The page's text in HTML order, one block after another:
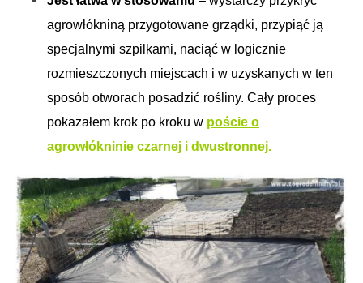
agrowłókniną przygotowane grządki, przypiąć ją
specjalnymi szpilkami, naciąć w logicznie
rozmieszczonych miejscach i w uzyskanych w ten
sposób otworach posadzić rośliny. Cały proces
pokazałem krok po kroku w poście o
agrowłókninie czarnej i dwustronnej.